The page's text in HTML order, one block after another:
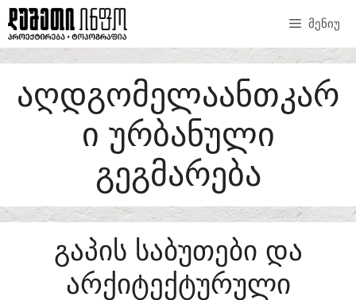
SKIP
TO
CONTENT
ᲛᲔᲜᲘᲣ
ᲐᲦᲓᲒᲝᲛᲔᲚᲐᲐᲜᲗᲙᲐᲠ
Ი ᲣᲠᲑᲐᲜᲣᲚᲘ
ᲒᲔᲒᲛᲐᲠᲔᲑᲐ
ᲒᲐᲞᲘᲡ ᲡᲐᲑᲣᲗᲔᲑᲘ ᲓᲐ
ᲐᲠᲥᲘᲢᲔᲥᲢᲣᲠᲣᲚᲘ